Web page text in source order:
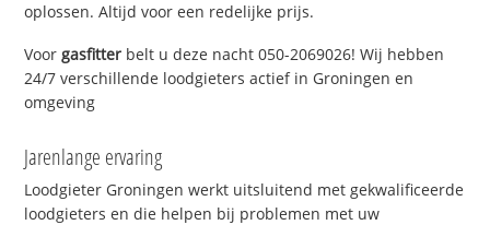
oplossen. Altijd voor een redelijke prijs.
Voorgasfitter belt u deze nacht 050-2069026! Wij hebben
24/7 verschillende loodgieters actief in Groningen en
omgeving
Jarenlange ervaring
Loodgieter Groningen werkt uitsluitend met gekwalificeerde
loodgieters en die helpen bij problemen met uw